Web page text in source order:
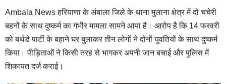
Ambala News हरियाणा के अंबाला जिले के थाना मुलाना क्षेत्र में दो चचेरी
बहनों के साथ दुष्कर्म का गंभीर मामला सामने आया है। आरोप है कि 14 फरवरी
को बर्थडे पार्टी के बहाने घर बुलाकर तीन लोगों ने दोनों युवतियों के साथ दुष्कर्म
किया। पीड़िताओं ने किसी तरह से भागकर अपनी जान बचाई और पुलिस में
शिकायत दर्ज कराई।